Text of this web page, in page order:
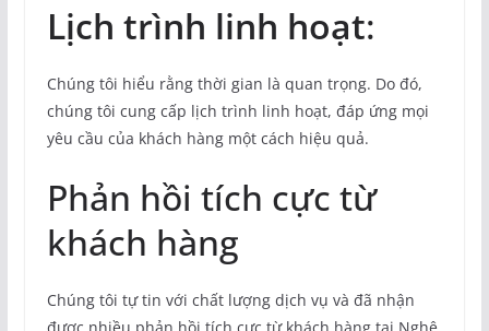
Lịch trình linh hoạt:
Chúng tôi hiểu rằng thời gian là quan trọng. Do đó,
chúng tôi cung cấp lịch trình linh hoạt, đáp ứng mọi
yêu cầu của khách hàng một cách hiệu quả.
Phản hồi tích cực từ
khách hàng
Chúng tôi tự tin với chất lượng dịch vụ và đã nhận